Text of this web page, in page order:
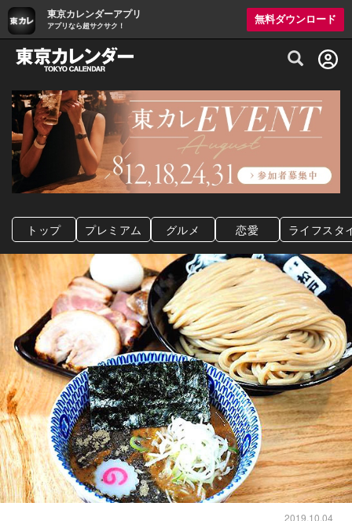
東京カレンダーアプリ
アプリなら超サクサク！
無料ダウンロード
グルメ情報・プレミアムレストラン予約
トップ プレミアム グルメ 恋愛 ライフスタ
2019.10.04